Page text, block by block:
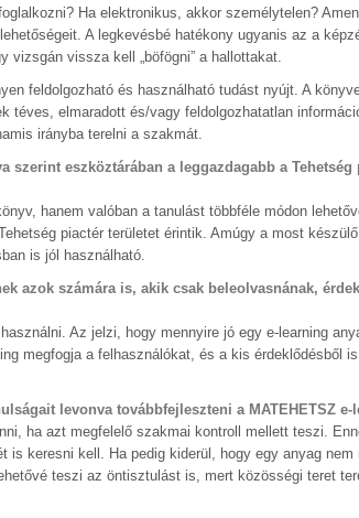
Ha elektronikus, akkor személytelen?
A legkevésbé hatékony ugyanis az a
vizsgán vissza kell „böfögni” a hallottakat.
feldolgozható és használható tudást nyújt. A
téves, elmaradott és/vagy feldolgozhatatlan
irányba terelni a szakmát.
szerint eszköztárában a leggazdagabb a
hanem valóban a tanulást többféle módon
piactér területet érintik. Amúgy a most
is jól használható.
azok számára is, akik csak beleolvasnának,
Az jelzi, hogy mennyire jó egy e-learning
megfogja a felhasználókat, és a kis érdeklődésből
levonva továbbfejleszteni a MATEHETSZ
ha azt megfelelő szakmai kontroll mellett teszi.
is keresni kell. Ha pedig kiderül, hogy egy anyag
teszi az öntisztulást is, mert közösségi teret